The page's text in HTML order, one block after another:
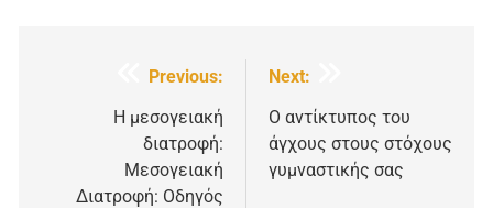
Πλοήγηση
άρθρων
Previous:
Η μεσογειακή
διατροφή:
Μεσογειακή
Διατροφή: Οδηγός
Next:
Ο αντίκτυπος του
άγχους στους στόχους
γυμναστικής σας